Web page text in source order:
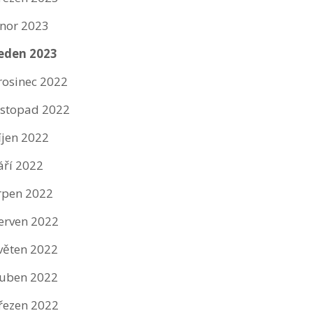
2023
2023
2022
2022
2022
2022
2022
2022
2022
2022
2022